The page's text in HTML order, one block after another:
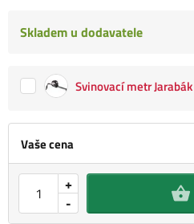
Vaše cena
-
+
Skladem u dodavatele
Svinovací metr